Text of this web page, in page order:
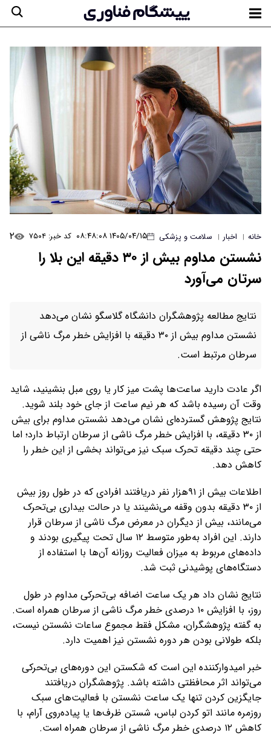
خانه | اخبار | سلامت و پزشکی ۱۴۰۵/۰۴/۱۵ ۰۸:۴۸:۰۸ کد خبر: ۷۵۰۴ ۲
نشستن مداوم بیش از ۳۰ دقیقه این بلا را
سرتان می‌آورد
نتایج مطالعه پژوهشگران دانشگاه گلاسگو نشان می‌دهد
نشستن مداوم بیش از ۳۰ دقیقه با افزایش خطر مرگ ناشی از
سرطان مرتبط است.
اگر عادت دارید ساعت‌ها پشت میز کار یا روی مبل بنشینید، شاید
وقت آن رسیده باشد که هر نیم ساعت از جای خود بلند شوید.
نتایج پژوهش گسترده‌ای نشان می‌دهد نشستن مداوم برای بیش
از ۳۰ دقیقه، با افزایش خطر مرگ ناشی از سرطان ارتباط دارد؛ اما
حتی چند دقیقه تحرک سبک نیز می‌تواند بخشی از این خطر را
کاهش دهد.
اطلاعات بیش از ۹۱هزار نفر دریافتند افرادی که در طول روز بیش
از ۳۰ دقیقه بدون وقفه می‌نشینند یا در حالت بیداری بی‌تحرک
می‌مانند، بیش از دیگران در معرض مرگ ناشی از سرطان قرار
دارند. این افراد به‌طور متوسط ۱۲ سال تحت پیگیری بودند و
داده‌های مربوط به میزان فعالیت روزانه آن‌ها با استفاده از
دستگاه‌های پوشیدنی ثبت شد.
نتایج نشان داد هر یک ساعت اضافه بی‌تحرکی مداوم در طول
روز، با افزایش ۱۰ درصدی خطر مرگ ناشی از سرطان همراه است.
به گفته پژوهشگران، مشکل فقط مجموع ساعات نشستن نیست،
بلکه طولانی بودن هر دوره نشستن نیز اهمیت دارد.
خبر امیدوارکننده این است که شکستن این دوره‌های بی‌تحرکی
می‌تواند اثر محافظتی داشته باشد. پژوهشگران دریافتند
جایگزین کردن تنها یک ساعت نشستن با فعالیت‌های سبک
روزمره مانند اتو کردن لباس، شستن ظرف‌ها یا پیاده‌روی آرام، با
کاهش ۱۲ درصدی خطر مرگ ناشی از سرطان همراه است.